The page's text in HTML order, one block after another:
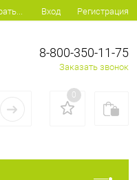
Вход Регистрация
8-800-350-11-75
Заказать звонок
0